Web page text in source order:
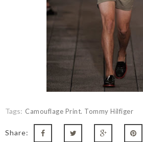
Tags: Camouflage Print. Tommy Hilfiger
Share: